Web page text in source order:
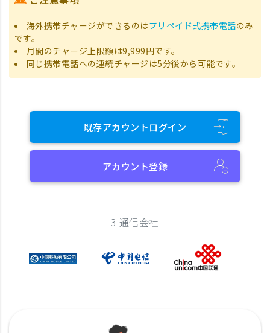
海外携帯チャージができるのはプリペイド式携帯電話のみ
です。
月間のチャージ上限額は9,999円です。
同じ携帯電話への連続チャージは5分後から可能です。
既存アカウントログイン
アカウント登録
3 通信会社